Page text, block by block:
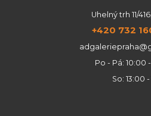
Uhelný trh 11/
+420 732
Po - Pá: 10:00
So: 13:00 -